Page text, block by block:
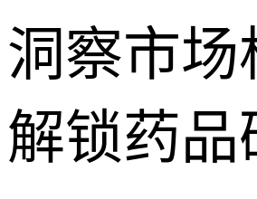
洞察市场
解锁药